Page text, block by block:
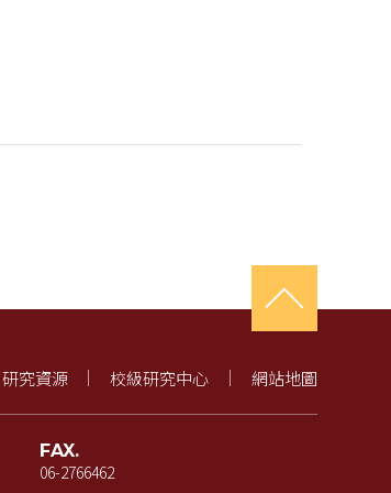
研究資源 校級研究中心 網站地圖
FAX.
06-2766462